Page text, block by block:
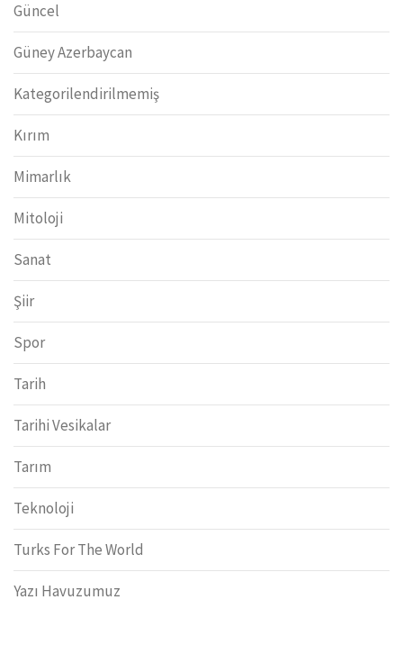
Güncel
Güney Azerbaycan
Kategorilendirilmemiş
Kırım
Mimarlık
Mitoloji
Sanat
Şiir
Spor
Tarih
Tarihi Vesikalar
Tarım
Teknoloji
Turks For The World
Yazı Havuzumuz